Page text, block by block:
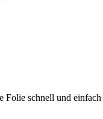
Folie schnell und